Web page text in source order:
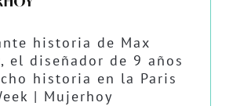
historia de Max
el diseñador de 9 años
historia en la Paris
| Mujerhoy